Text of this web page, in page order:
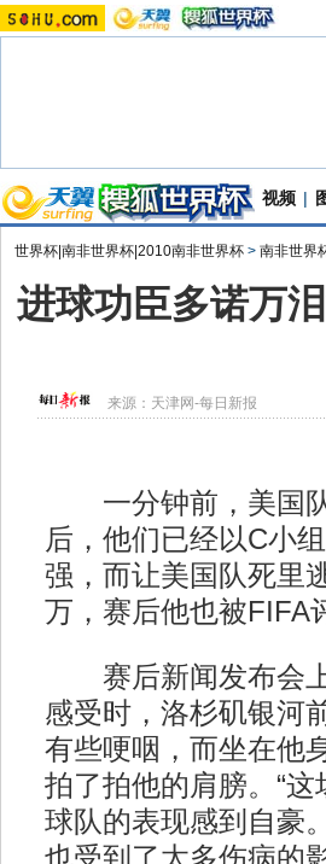
视频 |
世界杯|南非世界杯|2010南非世界杯 > 南非世界
进球功臣多诺万
来源： 天津网-每日新报
一分钟前，美国队
后，他们已经以C小
强，而让美国队死里
万，赛后他也被FIFA
赛后新闻发布会上
感受时，洛杉矶银河
有些哽咽，而坐在他
拍了拍他的肩膀。“
球队的表现感到自豪